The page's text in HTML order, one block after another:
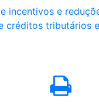
incentivos e
créditos tributários